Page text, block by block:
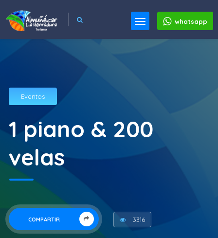
whatsapp
Eventos
1 piano & 200
velas
COMPARTIR 3316